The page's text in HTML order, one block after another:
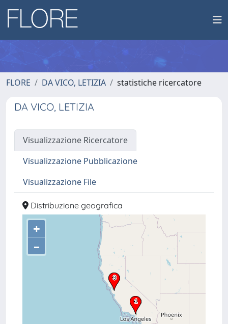
FLORE DA VICO, LETIZIA statistiche ricercatore
DA VICO, LETIZIA
Visualizzazione Ricercatore
Visualizzazione Pubblicazione
Visualizzazione File
Distribuzione geografica
+
–